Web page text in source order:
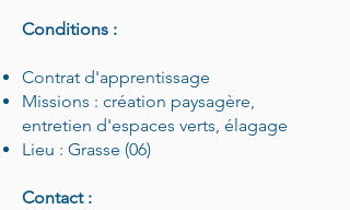
Conditions :
Contrat d'apprentissage
Missions : création paysagère,
entretien d'espaces verts, élagage
Lieu : Grasse (06)
Contact :